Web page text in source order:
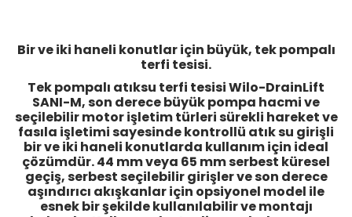
Bir ve iki haneli konutlar için büyük, tek pompalı
terfi tesisi.
Tek pompalı atıksu terfi tesisi Wilo-DrainLift
SANI-M, son derece büyük pompa hacmi ve
seçilebilir motor işletim türleri sürekli hareket ve
fasıla işletimi sayesinde kontrollü atık su girişli
bir ve iki haneli konutlarda kullanım için ideal
çözümdür. 44 mm veya 65 mm serbest küresel
geçiş, serbest seçilebilir girişler ve son derece
aşındırıcı akışkanlar için opsiyonel model ile
esnek bir şekilde kullanılabilir ve montajı